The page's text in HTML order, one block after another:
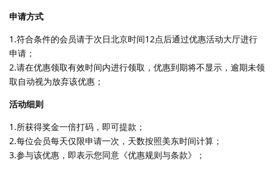
申请方式
1.符合条件的会员请于次日北京时间12点后通过优惠活动大厅进行
申请；
2.请在优惠领取有效时间内进行领取，优惠到期将不显示，逾期未领
取自动视为放弃该优惠；
活动细则
1.所获得奖金一倍打码，即可提款；
2.每位会员每天仅限申请一次，天数按照美东时间计算；
3.参与该优惠，即表示您同意《优惠规则与条款》；